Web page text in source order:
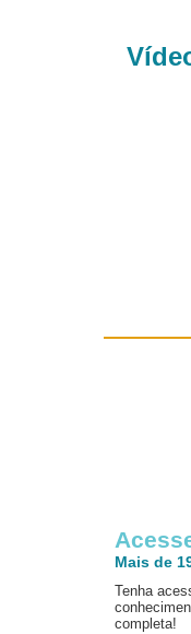
Mais de
Tenha
completa!